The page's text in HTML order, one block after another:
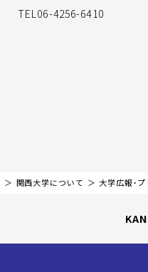
TEL06-4256-6410
関西大学について 大学広報・